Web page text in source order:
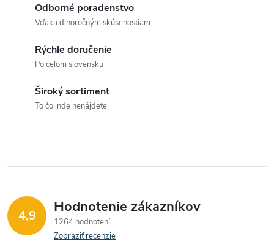
Odborné poradenstvo
Vďaka dlhoročným skúsenostiam
Rýchle doručenie
Po celom slovensku
Široký sortiment
To čo inde nenájdete
4,9 Hodnotenie zákazníkov
1264 hodnotení
Zobraziť recenzie